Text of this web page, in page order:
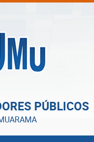
PÚBLICOS